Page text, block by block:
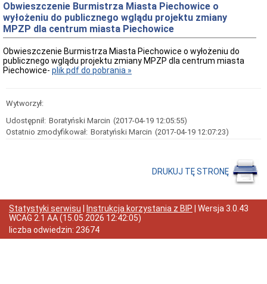
Ochrona
środowiska
Odpady
komunalne
Organizacje
pozarządowe
Zarządzanie
Dotacje
Nieodpłatna
pomoc
Miasta
Regulamin
organizacyjny
Dane
Obwieszczenie Burmistrza Miasta Piechowice o
wyłożeniu do publicznego wglądu projektu zmiany
MPZP dla centrum miasta Piechowice
Obwieszczenie Burmistrza Miasta Piechowice o wyłożeniu do
publicznego wglądu projektu zmiany MPZP dla centrum miasta
Piechowice- plik pdf do pobrania »
Wytworzył:
Udostępnił: Boratyński Marcin (2017-04-19 12:05:55)
Ostatnio zmodyfikował: Boratyński Marcin (2017-04-19 12:07:23)
DRUKUJ TĘ STRONĘ
Statystyki serwisu Instrukcja korzystania z BIP | Wersja 3.0.43
WCAG 2.1 AA(15.05.2026 12:42:05)
liczba odwiedzin: 23674